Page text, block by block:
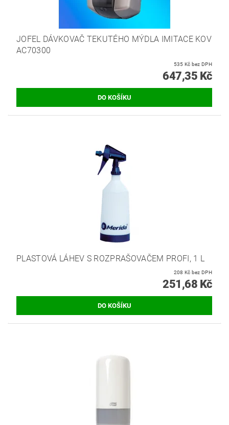
JOFEL DÁVKOVAČ TEKUTÉHO MÝDLA IMITACE KOV
AC70300
535 Kč bez DPH
647,35 Kč
PLASTOVÁ LÁHEV S ROZPRAŠOVAČEM PROFI, 1 L
208 Kč bez DPH
251,68 Kč